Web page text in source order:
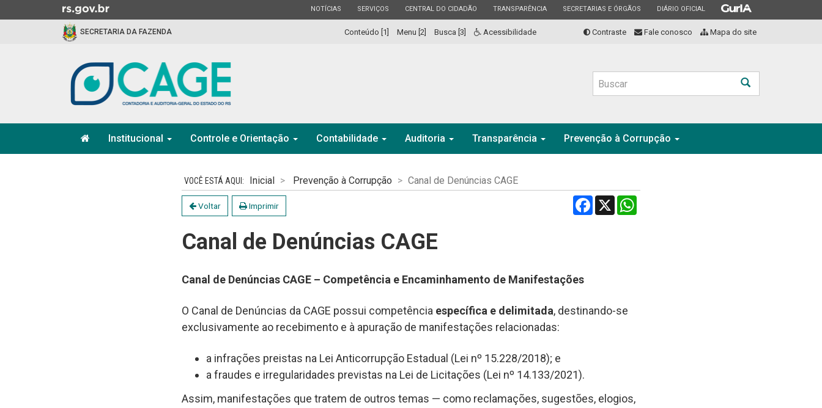
para
Ir
a
ESTADO
NOTÍCIAS ESTADO
SERVIÇOS ESTADO
CENTRAL DO CIDADÃO ESTADO
TRANSPARÊNCIA ESTADO
SECRETARIAS E ÓRGÃOS ESTADO
DIÁRIO OFICIAL ESTADO
SECRETARIA DA FAZENDA Conteúdo [1] Menu [2] Busca [3] Acessibilidade Contraste Fale conosco Mapa do site
Buscar
Institucional Controle e Orientação Contabilidade Auditoria Transparência
Prevenção à Corrupção
Inicial Prevenção à Corrupção Canal de Denúncias CAGE
Voltar Imprimir Facebook
X
Canal de Denúncias CAGE
Canal de Denúncias CAGE – Competência e Encaminhamento de Manifestações
O Canal de Denúncias da CAGE possui competência específica e delimitada, destinando-se
exclusivamente ao recebimento e à apuração de manifestações relacionadas:
a infrações preistas na Lei Anticorrupção Estadual (Lei nº 15.228/2018); e
a fraudes e irregularidades previstas na Lei de Licitações (Lei nº 14.133/2021).
Assim, manifestações que tratem de outros temas — como reclamações, sugestões, elogios,